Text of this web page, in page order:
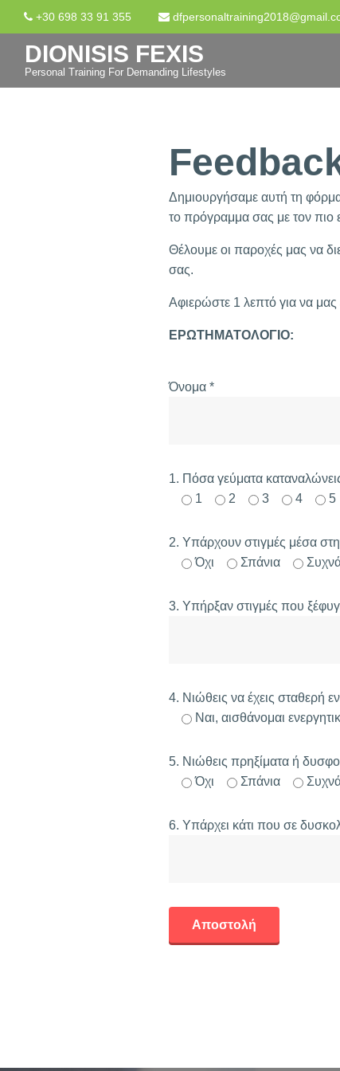
+30 698 33 91 355
DIONISIS FEXIS
Personal Training For Demanding Lifestyles
Δημιουργήσαμε αυτή τη
το πρόγραμμα σας με τον πιο
Θέλουμε οι παροχές μας να
σας.
Αφιερώστε 1 λεπτό για να
ΕΡΩΤΗΜΑΤΟΛΟΓΙΟ:
Όνομα *
1. Πόσα γεύματα
1
2 3 4 5
2. Υπάρχουν στιγμές μέσα
Όχι
Σπάνια
3. Υπήρξαν στιγμές που
4. Νιώθεις να έχεις σταθερή
Ναι, αισθάνομαι
5. Νιώθεις πρηξίματα ή
Όχι
Σπάνια
6. Υπάρχει κάτι που σε